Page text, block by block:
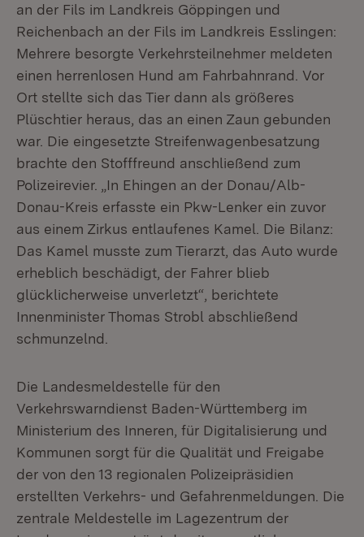
an der Fils im Landkreis Göppingen und
Reichenbach an der Fils im Landkreis Esslingen:
Mehrere besorgte Verkehrsteilnehmer meldeten
einen herrenlosen Hund am Fahrbahnrand. Vor
Ort stellte sich das Tier dann als größeres
Plüschtier heraus, das an einen Zaun gebunden
war. Die eingesetzte Streifenwagenbesatzung
brachte den Stofffreund anschließend zum
Polizeirevier. „In Ehingen an der Donau/Alb-
Donau-Kreis erfasste ein Pkw-Lenker ein zuvor
aus einem Zirkus entlaufenes Kamel. Die Bilanz:
Das Kamel musste zum Tierarzt, das Auto wurde
erheblich beschädigt, der Fahrer blieb
glücklicherweise unverletzt“, berichtete
Innenminister Thomas Strobl abschließend
schmunzelnd.
Die Landesmeldestelle für den
Verkehrswarndienst Baden-Württemberg im
Ministerium des Inneren, für Digitalisierung und
Kommunen sorgt für die Qualität und Freigabe
der von den 13 regionalen Polizeipräsidien
erstellten Verkehrs- und Gefahrenmeldungen. Die
zentrale Meldestelle im Lagezentrum der